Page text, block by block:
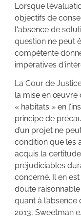
Lorsque
objectifs de
l'absence de
question ne peut
compétente
impératives
La Cour de
la mise en œuvre
« habitats » en
principe de
d’un projet ne
condition que les
acquis la certitude
préjudiciables
concerné. Il en
doute
quant à l’absence
2013, Sweetman